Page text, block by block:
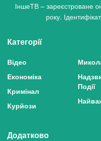
ІншеТВ – зареєстроване
року.
Категорії
Відео
Економіка
Кримінал
Курйози
Події
Додатково